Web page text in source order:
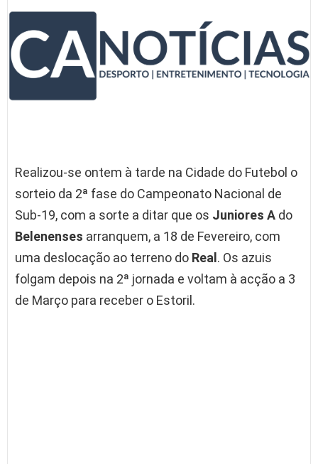
Realizou-se ontem à tarde na Cidade do Futebol o
sorteio da 2ª fase do Campeonato Nacional de
Sub-19, com a sorte a ditar que os Juniores A do
Belenenses arranquem, a 18 de Fevereiro, com
uma deslocação ao terreno do Real. Os azuis
folgam depois na 2ª jornada e voltam à acção a 3
de Março para receber o Estoril.